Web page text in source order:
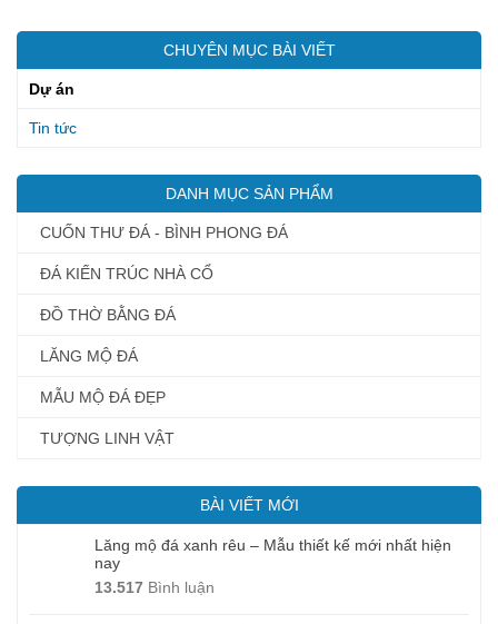
CHUYÊN MỤC BÀI VIẾT
Dự án
Tin tức
DANH MỤC SẢN PHẨM
CUỐN THƯ ĐÁ - BÌNH PHONG ĐÁ
ĐÁ KIẾN TRÚC NHÀ CỔ
ĐỒ THỜ BẰNG ĐÁ
LĂNG MỘ ĐÁ
MẪU MỘ ĐÁ ĐẸP
TƯỢNG LINH VẬT
BÀI VIẾT MỚI
Lăng mộ đá xanh rêu – Mẫu thiết kế mới nhất hiện
nay
13.517 Bình luận